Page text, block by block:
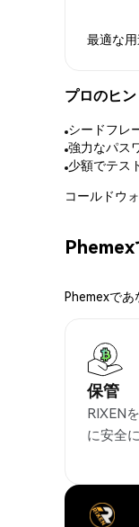
最適な
プロのヒ
シードフレ
強力なパス
少額でテス
コールドウ
Phemexであ
保管
RIXEN
に安全